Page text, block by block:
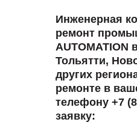
Инженерная
ремонт
AUTOMATION
Тольятти,
других
ремонте в
телефону +7
заявку: